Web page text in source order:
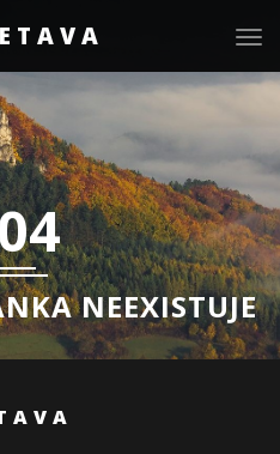
NEEXISTUJE